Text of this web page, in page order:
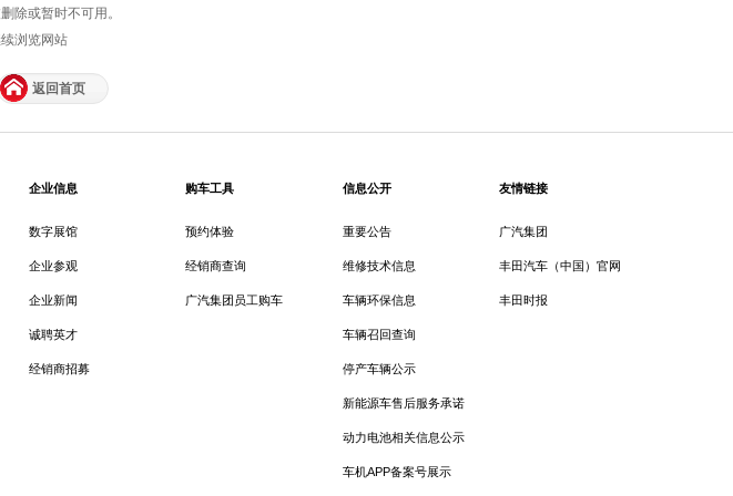
除或暂时不可用。
浏览网站
返回首页
企业信息
数字展馆
企业参观
企业新闻
诚聘英才
经销商招募
购车工具
预约体验
经销商查询
广汽集团员工购车
信息公开
重要公告
维修技术信息
车辆环保信息
车辆召回查询
停产车辆公示
新能源车售后服务承诺
动力电池相关信息公示
车机APP备案号展示
友情链接
广汽集团
丰田汽车（中国）官网
丰田时报